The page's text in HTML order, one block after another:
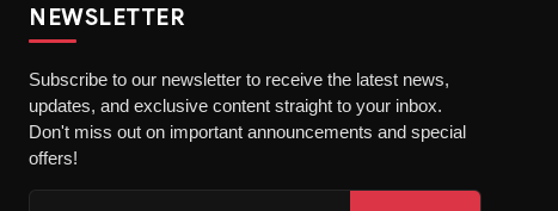
NEWSLETTER
Subscribe to our newsletter to receive the latest news,
updates, and exclusive content straight to your inbox.
Don't miss out on important announcements and special
offers!